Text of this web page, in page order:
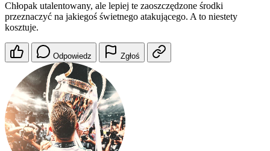
Chłopak utalentowany, ale lepiej te zaoszczędzone środki
przeznaczyć na jakiegoś świetnego atakującego. A to niestety
kosztuje.
Odpowiedz Zgłoś